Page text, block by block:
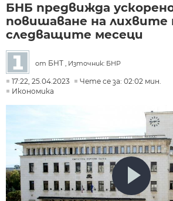
БНБ предвижда
повишаване на лихвите
следващите месеци
от БНТ , Източник: БНР
17:22, 25.04.2023
Чете се за: 02:02 мин.
Икономика